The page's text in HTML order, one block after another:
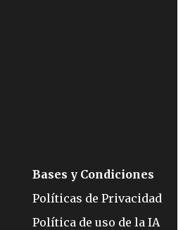
Bases y Condiciones
Políticas de Privacidad
Política de uso de la IA